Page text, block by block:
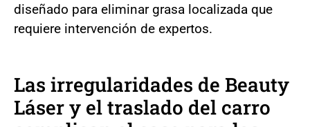
diseñado para eliminar grasa localizada que
requiere intervención de expertos.
Las irregularidades de Beauty
Láser y el traslado del carro